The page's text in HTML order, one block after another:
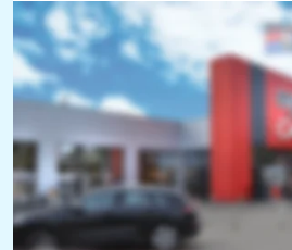
Service
1.200 kostenlose
35 Fachgeschäfte
Großer
Tankstelle und
8 Schnell-Ladestationen